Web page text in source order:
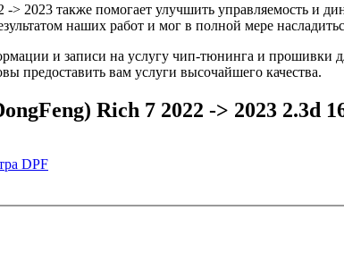
> 2023 также помогает улучшить управляемость и
наших работ и мог в полной мере
и записи на услугу чип-тюнинга и прошивки
предоставить вам услуги высочайшего качества.
Rich 7 2022 -> 2023 2.3d
DPF